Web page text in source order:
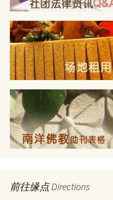
前往缘点 Directions